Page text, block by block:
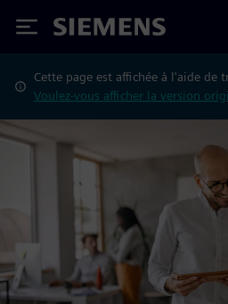
Siemens
Cette page est affichée à l'aide de
Voulez-vous afficher la version